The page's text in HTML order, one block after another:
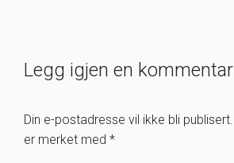
Legg igjen en kommentar
Din e-postadresse vil ikke bli publisert.
er merket med *